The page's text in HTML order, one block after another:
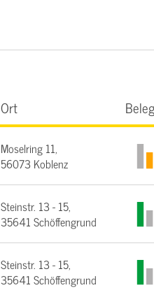
Ort
Moselring 11,
56073 Koblenz
Steinstr. 13 - 15,
35641 Schöffengrund
Steinstr. 13 - 15,
35641 Schöffengrund